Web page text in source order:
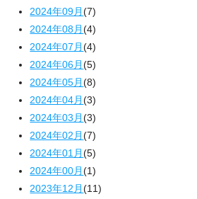
2024年09月(7)
2024年08月(4)
2024年07月(4)
2024年06月(5)
2024年05月(8)
2024年04月(3)
2024年03月(3)
2024年02月(7)
2024年01月(5)
2024年00月(1)
2023年12月(11)